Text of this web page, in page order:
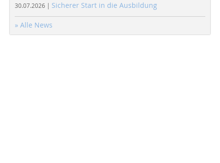
30.07.2026 | Sicherer Start in die Ausbildung
» Alle News